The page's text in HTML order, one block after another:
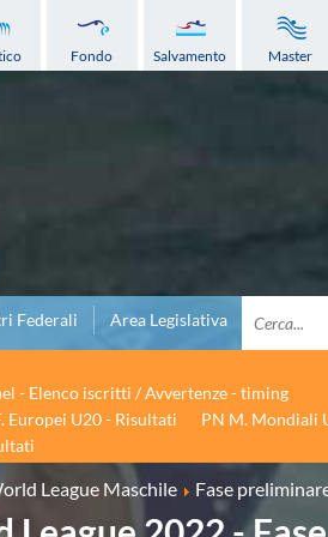
Fondo Salvamento Master
Federali Area Legislativa
- Elenco iscritti / Avvertenze - timing
Europei U20 - Risultati
PN M. Mondiali
League Maschile Fase